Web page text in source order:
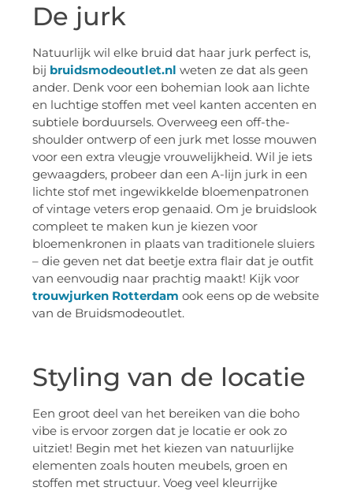
De jurk
Natuurlijk wil elke bruid dat haar jurk perfect is,
bij bruidsmodeoutlet.nl weten ze dat als geen
ander. Denk voor een bohemian look aan lichte
en luchtige stoffen met veel kanten accenten en
subtiele borduursels. Overweeg een off-the-
shoulder ontwerp of een jurk met losse mouwen
voor een extra vleugje vrouwelijkheid. Wil je iets
gewaagders, probeer dan een A-lijn jurk in een
lichte stof met ingewikkelde bloemenpatronen
of vintage veters erop genaaid. Om je bruidslook
compleet te maken kun je kiezen voor
bloemenkronen in plaats van traditionele sluiers
– die geven net dat beetje extra flair dat je outfit
van eenvoudig naar prachtig maakt! Kijk voor
trouwjurken Rotterdam ook eens op de website
van de Bruidsmodeoutlet.
Styling van de locatie
Een groot deel van het bereiken van die boho
vibe is ervoor zorgen dat je locatie er ook zo
uitziet! Begin met het kiezen van natuurlijke
elementen zoals houten meubels, groen en
stoffen met structuur. Voeg veel kleurrijke